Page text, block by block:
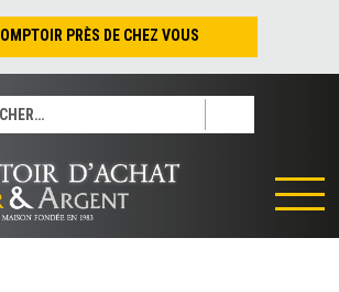
PRÈS DE CHEZ VOUS
– Jean-Jacques Rousseau
Nantes – Saint-Pierre
Tours
La Rochelle
La Roche/Yon
: